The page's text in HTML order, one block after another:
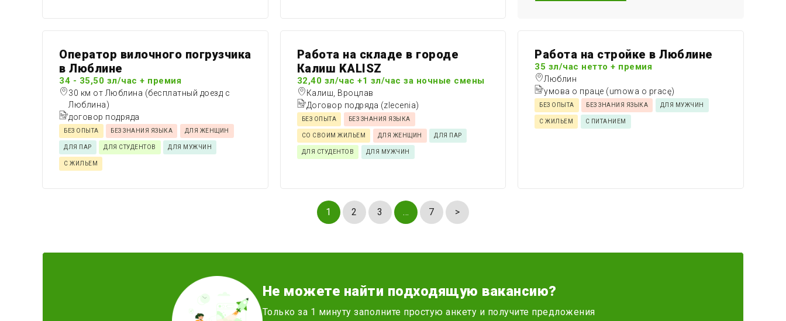
Оператор вилочного погрузчика
в Люблине
34 - 35,50 зл/час + премия
30 км от Люблина (бесплатный доезд с
Люблина)
договор подряда
БЕЗ ОПЫТА БЕЗ ЗНАНИЯ ЯЗЫКА ДЛЯ ЖЕНЩИН
ДЛЯ ПАР ДЛЯ СТУДЕНТОВ ДЛЯ МУЖЧИН
С ЖИЛЬЕМ
Работа на складе в городе
Калиш KALISZ
32,40 зл/час +1 зл/час за ночные смены
Калиш, Вроцлав
Договор подряда (zlecenia)
БЕЗ ОПЫТА БЕЗ ЗНАНИЯ ЯЗЫКА
СО СВОИМ ЖИЛЬЕМ ДЛЯ ЖЕНЩИН ДЛЯ ПАР
ДЛЯ СТУДЕНТОВ ДЛЯ МУЖЧИН
Работа на стройке в Люблине
35 зл/час нетто + премия
Люблин
умова о праце (umowa o pracę)
БЕЗ ОПЫТА БЕЗ ЗНАНИЯ ЯЗЫКА ДЛЯ МУЖЧИН
С ЖИЛЬЕМ С ПИТАНИЕМ
1 2 3 … 7 >
Не можете найти подходящую вакансию?
Только за 1 минуту заполните простую анкету и получите предложения